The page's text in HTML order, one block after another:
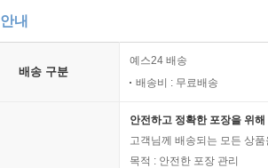
내
배송 구분
예스24 배송
배송비 : 무료배송
안전하고 정확한 포장을 위
고객님께 배송되는 모든 상
목적 : 안전한 포장 관리